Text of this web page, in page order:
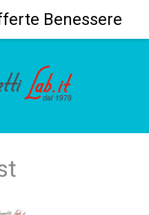
Benessere